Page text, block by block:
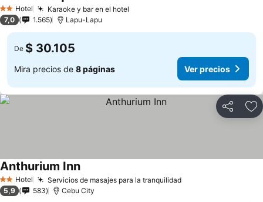
2 Estrellas
Hotel Karaoke y bar en el hotel
7,0 1.565 Lapu-Lapu
De $ 30.105
Mira precios de 8 páginas Ver precios
Compartir
2 Estrellas
Hotel Servicios de masajes para la tranquilidad
Anthurium Inn
5,9 583 Cebu City